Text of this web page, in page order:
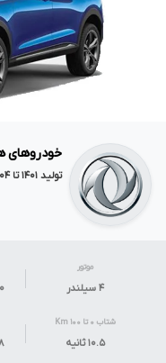
خودروهای
تولید ۱۴۰۱ تا ۱۴۰۴ , دانگ فنگ
موتور
۴ سیلندر
شتاب ۰ تا ۱۰۰ Km
۱۰.۵ ثانیه